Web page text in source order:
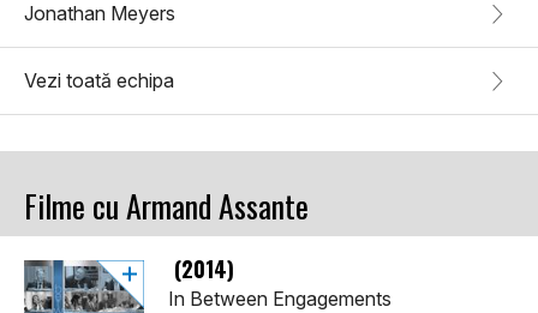
Jonathan Meyers
Vezi toată echipa
Filme cu Armand Assante
(2014)
In Between Engagements